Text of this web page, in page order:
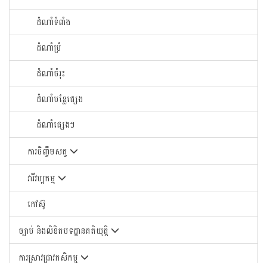
ដំណាំទំពាំង
ដំណាំម្រំ
ដំណាំចំរុះ
ដំណាំបន្លែផ្សេង
ដំណាំផ្សេងៗ
ការចិញ្ចឹមសត្វ
វារីវប្បកម្ម
កៅស៊ូ
ច្បាប់ និងលិខិតបទដ្ឋានគតិយុត្តិ
ការស្រាវជ្រាវកសិកម្ម